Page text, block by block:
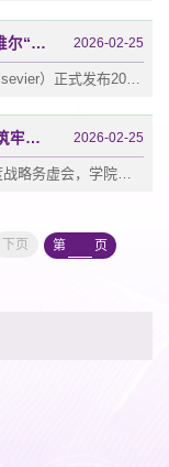
清华大学基础医学院9位教师入选2025爱思唯尔“中国高被引学者”榜单 2026-02-25
基础医学院年度战略务虚会聚焦安全工作，筑牢科研防线 2026-02-25
2026 年1月18日，清华大学基础医学院召开年度战略务虚会，学院党政领导班子、各中心负责人、骨干教师及行政管理人员齐聚一堂，共商发展大计。其中，安全工作作为重要议题成为会议焦点，学院安全管理委员会主任倪建泉以“时刻关注安全”为题，对学院安全工作进行总结和展望。务虚会现场倪建泉首先回顾一年以来安全管理委员会（以下简称安委会）工作重点内容。随着安全工作的不断深入，学院各项安全规章制度得以不断完善，全院定...
下页 第 页